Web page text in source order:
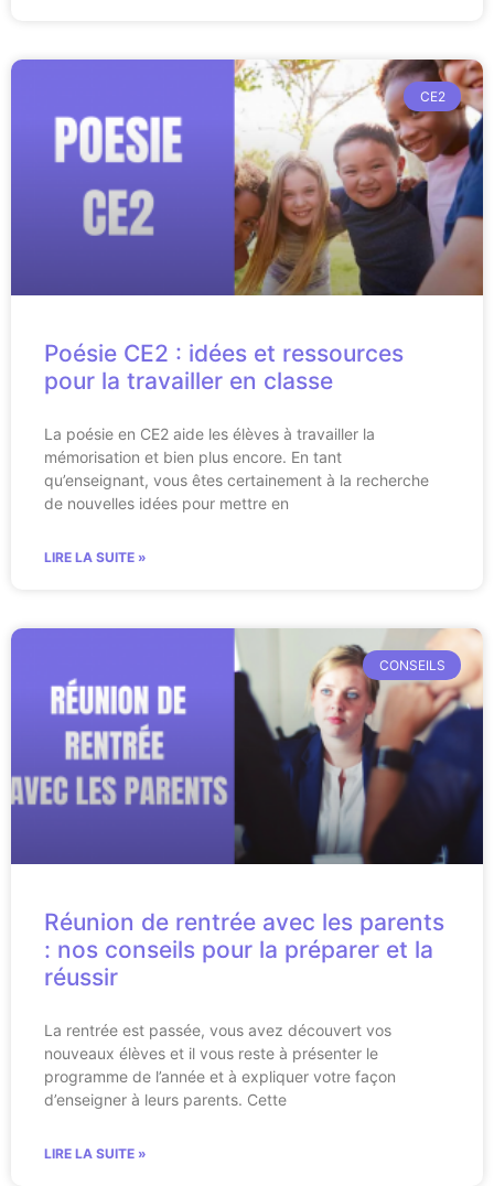
CE2
Poésie CE2 : idées et ressources
pour la travailler en classe
La poésie en CE2 aide les élèves à travailler la
mémorisation et bien plus encore. En tant
qu’enseignant, vous êtes certainement à la recherche
de nouvelles idées pour mettre en
LIRE LA SUITE »
CONSEILS
Réunion de rentrée avec les parents
: nos conseils pour la préparer et la
réussir
La rentrée est passée, vous avez découvert vos
nouveaux élèves et il vous reste à présenter le
programme de l’année et à expliquer votre façon
d’enseigner à leurs parents. Cette
LIRE LA SUITE »